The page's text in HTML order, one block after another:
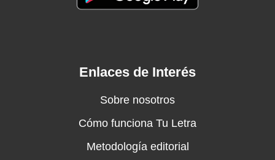
Enlaces de Interés
Sobre nosotros
Cómo funciona Tu Letra
Metodología editorial